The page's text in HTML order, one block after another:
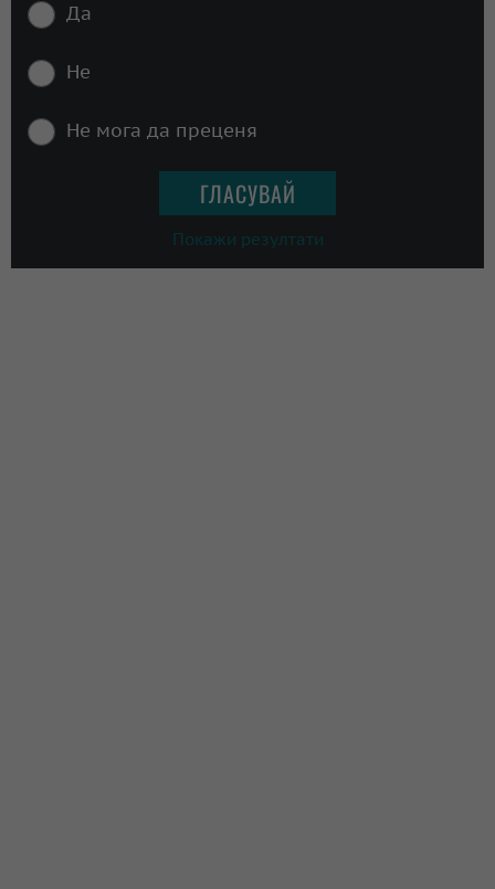
Да
Не
Не мога да преценя
Покажи резултати